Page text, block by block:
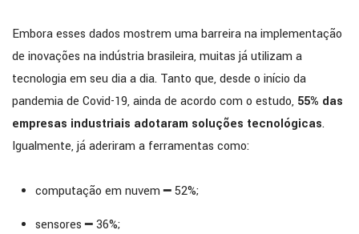
Embora esses dados mostrem uma barreira na implementação
de inovações na indústria brasileira, muitas já utilizam a
tecnologia em seu dia a dia. Tanto que, desde o início da
pandemia de Covid-19, ainda de acordo com o estudo, 55% das
empresas industriais adotaram soluções tecnológicas.
Igualmente, já aderiram a ferramentas como:
computação em nuvem ━ 52%;
sensores ━ 36%;